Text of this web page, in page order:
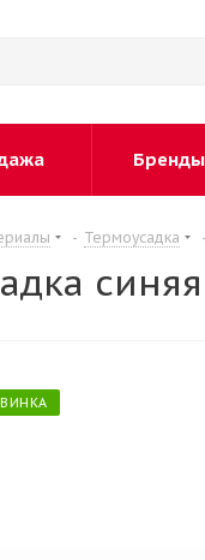
Бренды
- Термоусадка -
синяя